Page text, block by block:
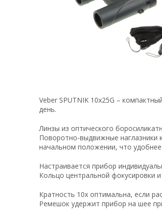
Veber SPUTNIK 10х25G –
день.
Линзы из оптического
Поворотно-выдвижные
начальном положении, что
Настраивается прибор
Кольцо центральной фокусировки
Кратность 10х оптимальна, если
Ремешок удержит прибор на шее